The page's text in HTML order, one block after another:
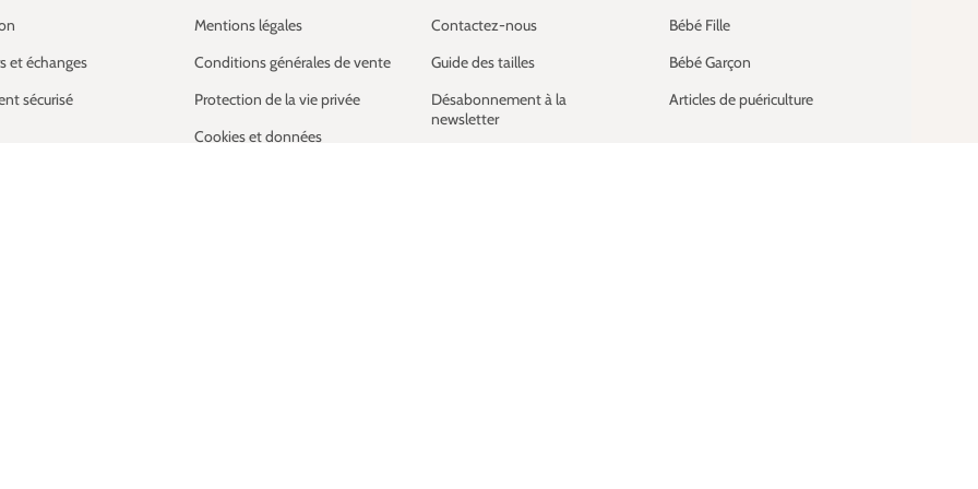
et échanges
sécurisé
Mentions légales
Conditions générales de vente
Protection de la vie privée
Cookies et données
Contactez-nous
Guide des tailles
Désabonnement à la
newsletter
Bébé Fille
Bébé Garçon
Articles de puériculture